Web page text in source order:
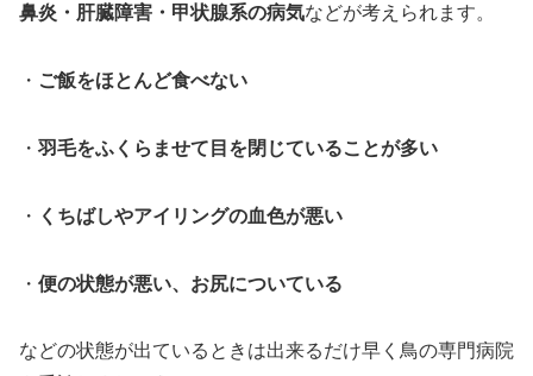
鼻炎・肝臓障害・甲状腺系の病気などが考えられます。
・ ご飯をほとんど食べない
・ 羽毛をふくらませて目を閉じていることが多い
・ くちばしやアイリングの血色が悪い
・ 便の状態が悪い、お尻についている
などの状態が出ているときは出来るだけ早く鳥の専門病院